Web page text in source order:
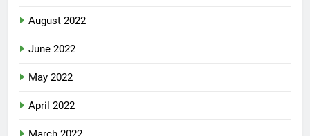
August 2022
June 2022
May 2022
April 2022